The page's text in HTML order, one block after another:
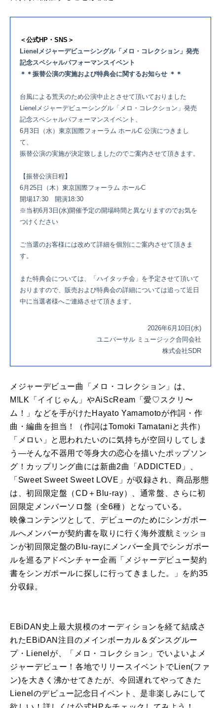
＜公式HP・SNS＞
Lienelメジャーデビューシングル「メロ・コレクション」発売
記念スペシャルパフォーマンスイベント
＊＊振替公演の実施および特典会に関するお知らせ ＊＊
台風による荒天のため公演中止とさせて頂いておりました
Lienelメジャーデビューシングル「メロ・コレクション」発売
記念スペシャルパフォーマンスイベント、
6月3日（水）東京国際フォーラム ホールC 公演につきまし
て、
振替公演の実施が決定致しましたのでご案内させて頂きます。
【振替公演日程】
6月25日（木）東京国際フォーラム ホールC
開場17:30 開演18:30
※当初6月3日(水)開催予定の開場時間と異なりますのでお気を
つけください
ご当選のお客様には改めて詳細を個別にご案内させて頂きま
す。
また特典会については、「ハイタッチ会」を予定させて頂いて
おりますので、販売および特典会の詳細については追って近日
中に当選者様へご連絡させて頂きます。
2026年6月10日(水)
ユニバーサル ミュージック合同会社
株式会社SDR
メジャーデビュー曲「メロ・コレクション」は、
M!LK「イイじゃん」やAiScReam「愛♡スクリ〜
ム！」などを手がけたHayato Yamamotoが作詞・作
曲・編曲を担当！（作詞はTomoki Tamataniと共作）
「メロい」と思われたいのに気持ちが空回りしてしま
う―そんな不器用で等身大の恋心を描いたポップソン
グ！カップリング曲には新曲2曲「ADDICTED」、
「Sweet Sweet Sweet LOVE」が収録され、商品形態
は、初回限定盤（CD＋Blu-ray）、通常盤、さらに初
回限定メンバーソロ盤（全6種）となっている。
映像コンテンツとして、デビューのためにシンガポー
ルへメンバーが契約書を取りに行く海外渡航ミッショ
ンが初回限定盤のBlu-rayにメンバー全員でシンガポー
ルを巡るアドベンチャー企画「メジャーデビュー契約
書をシンガポールに探しに行ってきました。」を約35
分収録。
EBiDAN史上最大規模のオーディションを経て結成さ
れたEBiDAN注目のメインボーカル＆ダンスグルー
プ・Lienelが、「メロ・コレクション」でいよいよメ
ジャーデビュー！各地でリリースイベントでLien(ファ
ン)を大きく沸かせてきたが、今回遅れてやってきた
Lienelのデビュー記念日イベント、是非楽しみにして